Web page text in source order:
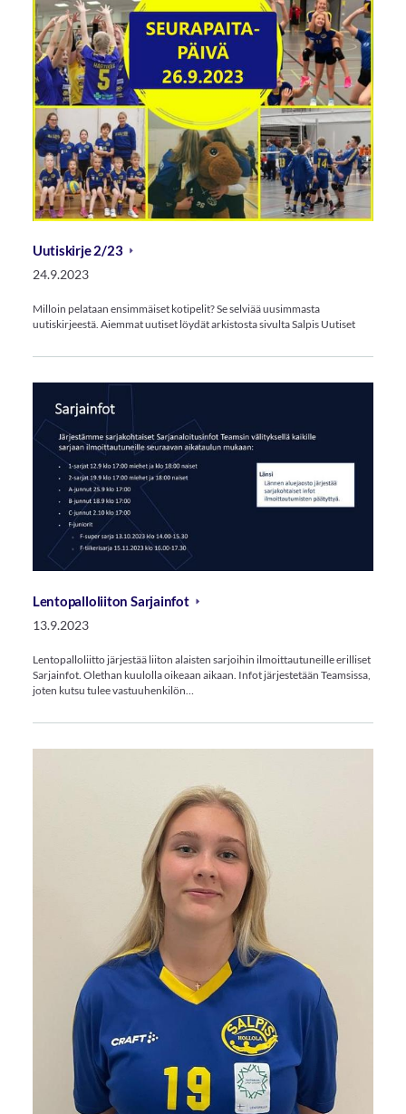
Uutiskirje 2/23
24.9.2023
Milloin pelataan ensimmäiset kotipelit? Se selviää uusimmasta
uutiskirjeestä. Aiemmat uutiset löydät arkistosta sivulta Salpis Uutiset
Lentopalloliiton Sarjainfot
13.9.2023
Lentopalloliitto järjestää liiton alaisten sarjoihin ilmoittautuneille erilliset
Sarjainfot. Olethan kuulolla oikeaan aikaan. Infot järjestetään Teamsissa,
joten kutsu tulee vastuuhenkilön…